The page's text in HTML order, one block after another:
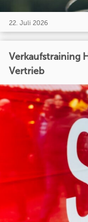
22. Juli 2026
Verkaufstraining
Vertrieb